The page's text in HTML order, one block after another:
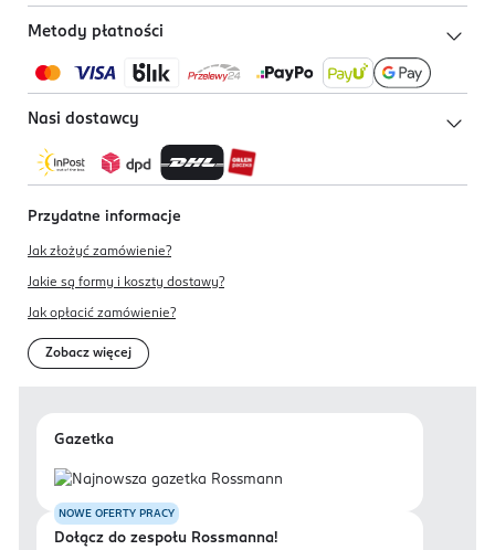
Metody płatności
Nasi dostawcy
Przydatne informacje
Jak złożyć zamówienie?
Jakie są formy i koszty dostawy?
Jak opłacić zamówienie?
Zobacz więcej
Gazetka
NOWE OFERTY PRACY
Dołącz do zespołu Rossmanna!